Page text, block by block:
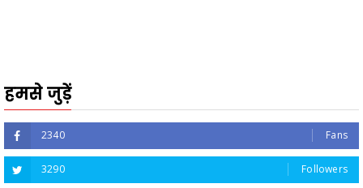
हमसे जुड़ें
2340 Fans
3290 Followers